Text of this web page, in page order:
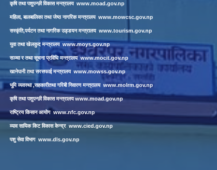
कृषि तथा पशुपन्छी विकास मन्त्रालय www.moad.gov.np
महिला, बालबालिका तथा जेष्ठ नागरिक मन्त्रालय www.mowcsc.gov.np
सस्कृंति,पर्यटन तथा नागरिक उड्डयन मन्त्रालय www.tourism.gov.np
युवा तथा खेलकुद मन्त्रालय www.moys.gov.np
सञ्चा र तथा सूचना प्रविधि मन्त्रालय www.mocit.gov.np
खानेपानी तथा सरसफाई मन्त्रालय www.mowss.gov.np
भूमि व्यवस्था ,सहकारीतथा गरिबी निवारण मन्त्रालय www.molrm.gov.np
कृषि तथा पशुपन्छी विकास मन्त्रालयwww.moad.gov.np
राष्ट्रिय किसान आयोग www.nfc.gov.np
व्याव सायिक किट विकास केन्द्र www.cied.gov.np
पशु सेवा विभाग www.dls.gov.np